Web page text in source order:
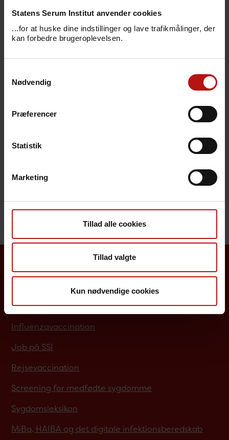
Statens Serum Institut anvender cookies
...for at huske dine indstillinger og lave trafikmålinger, der
kan forbedre brugeroplevelsen.
Nødvendig
Præferencer
Statistik
Marketing
Tillad alle cookies
Tillad valgte
Kun nødvendige cookies
Læs mere
Læs mere på coronaprover.dk, hvor du også
kan bestille tid til en test for COVID-19. Hvis du
har symptomer, skal du altid først kontakte din
egen læge!
Borgere
Det danske børnevaccinationsprogram
Influenzavaccination
Job på SSI
Rejsevaccination
Screening for medfødte sygdomme
Sygdomsleksikon
MiBa, HAIBA og det digitale infektionsberedskab